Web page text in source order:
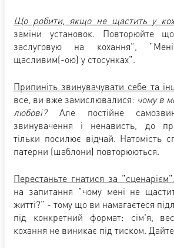
Що робити, якщо не щастить у
заміни установок. Повторюйте
заслуговую на кохання",
щасливим(-ою) у стосунках".
Припиніть звинувачувати себе та
все, ви вже замислювалися: чому в
любові?Але постійне
звинувачення і ненависть, до
тільки посилює відчай. Натомість
патерни (шаблони) повторюються.
Перестаньте гнатися за "сценарієм".
на запитання "чому мені не
житті?" - тому що ви намагаєтеся
під конкретний формат: сім'я,
кохання не виникає під тиском.